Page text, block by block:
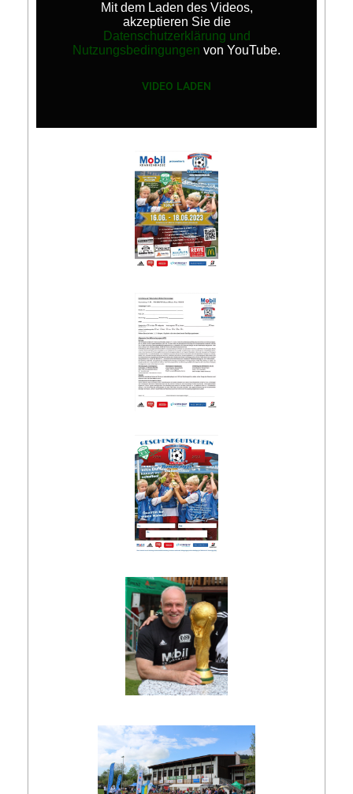
Mit dem Laden des Videos,
akzeptieren Sie die
Datenschutzerklärung und
Nutzungsbedingungen von YouTube.
VIDEO LADEN